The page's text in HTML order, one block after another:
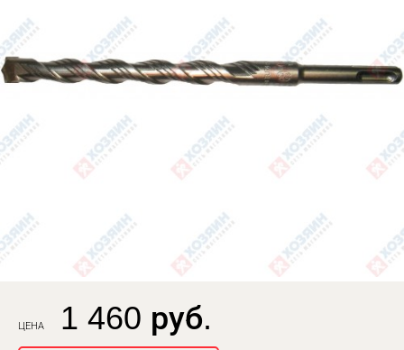
ЦЕНА 1 460 руб.